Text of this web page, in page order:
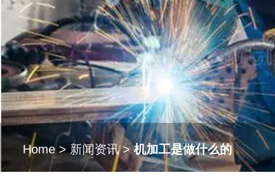
Home> 新闻资讯>机加工是做什么的